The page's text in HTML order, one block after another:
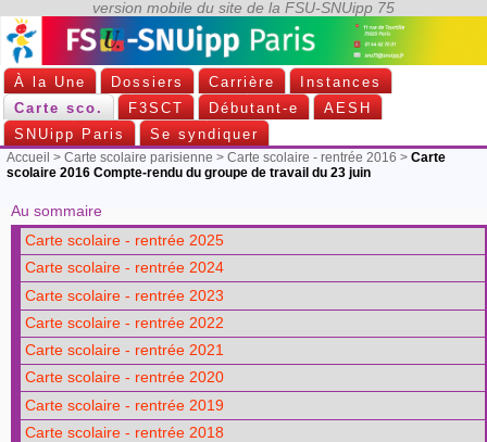
À la Une Dossiers Carrière
Instances
Carte sco.
F3SCT Débutant-e
AESH
SNUipp Paris
Se syndiquer
Accueil >Carte scolaire parisienne >Carte scolaire - rentrée 2016 >Carte
scolaire 2016 Compte-rendu du groupe de travail du 23 juin
Au sommaire
Carte scolaire - rentrée 2025
Carte scolaire - rentrée 2024
Carte scolaire - rentrée 2023
Carte scolaire - rentrée 2022
Carte scolaire - rentrée 2021
Carte scolaire - rentrée 2020
Carte scolaire - rentrée 2019
Carte scolaire - rentrée 2018